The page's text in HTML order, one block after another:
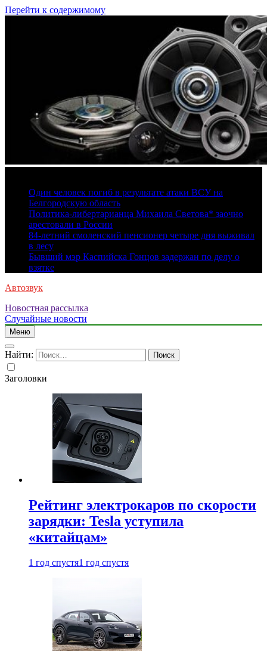
Перейти к содержимому
Один человек погиб в результате атаки ВСУ на
Белгородскую область
Политика-либертарианца Михаила Светова* заочно
арестовали в России
84-летний смоленский пенсионер четыре дня выживал
в лесу
Бывший мэр Каспийска Гонцов задержан по делу о
взятке
Автозвук
Новостная рассылка
Случайные новости
Меню
Найти:
Заголовки
Рейтинг электрокаров по скорости
зарядки: Tesla уступила
«китайцам»
1 год спустя1 год спустя